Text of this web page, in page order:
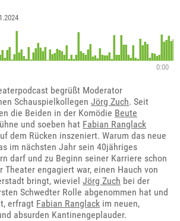
0:00
begrüßt Moderator
SchauspielkollegenJörg Zuch. Seit
die Beiden in der Komödie Beute
und soeben hat Fabian Ranglack
dem Rücken inszeniert. Warum das neue
im nächsten Jahr sein 40jähriges
darf und zu Beginn seiner Karriere schon
Theater engagiert war, einen Hauch von
bringt, wievielJörg Zuch bei der
Schwedter Rolle abgenommen hat und
erfragt Fabian Ranglack im neuen,
absurden Kantinengeplauder.